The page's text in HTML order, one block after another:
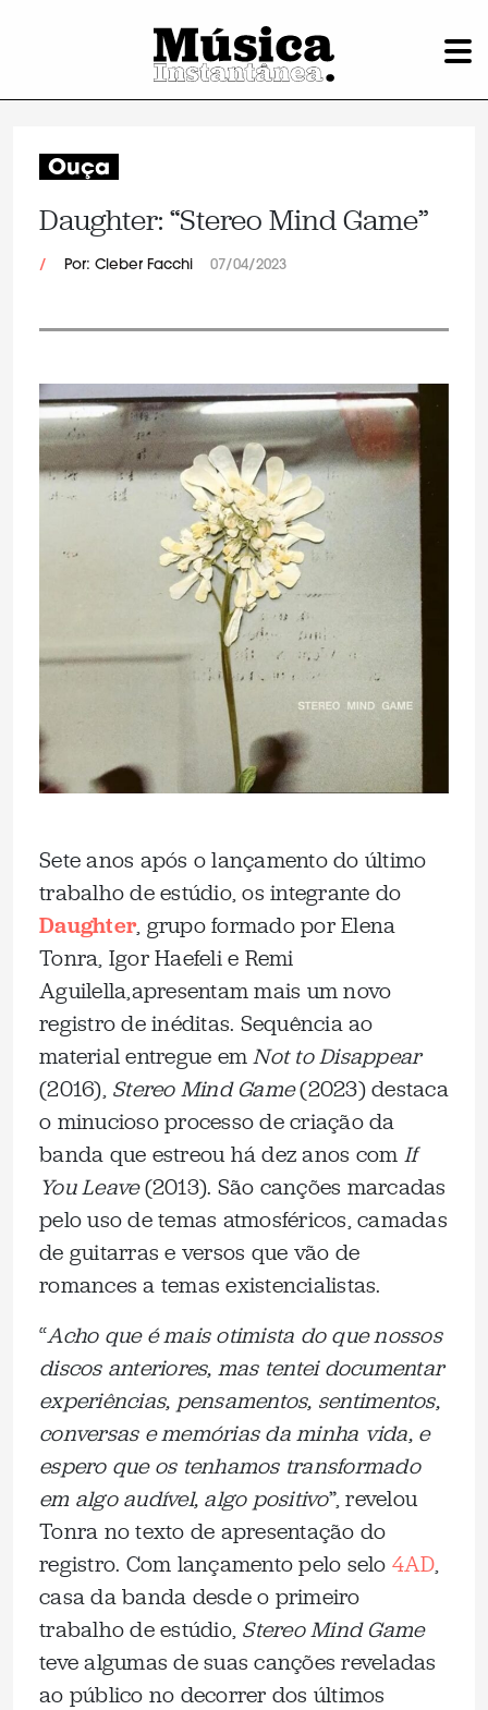
Ouça
Daughter: “Stereo Mind Game”
/ Por: Cleber Facchi 07/04/2023
Sete anos após o lançamento do último
trabalho de estúdio, os integrante do
Daughter, grupo formado por Elena
Tonra, Igor Haefeli e Remi
Aguilella,apresentam mais um novo
registro de inéditas. Sequência ao
material entregue emNot to Disappear
(2016), Stereo Mind Game(2023) destaca
o minucioso processo de criação da
banda que estreou há dez anos com If
You Leave(2013). São canções marcadas
pelo uso de temas atmosféricos, camadas
de guitarras e versos que vão de
romances a temas existencialistas.
“Acho que é mais otimista do que nossos
discos anteriores, mas tentei documentar
experiências, pensamentos, sentimentos,
conversas e memórias da minha vida, e
espero que os tenhamos transformado
em algo audível, algo positivo”, revelou
Tonra no texto de apresentação do
registro. Com lançamento pelo selo 4AD,
casa da banda desde o primeiro
trabalho de estúdio, Stereo Mind Game
teve algumas de suas canções reveladas
ao público no decorrer dos últimos